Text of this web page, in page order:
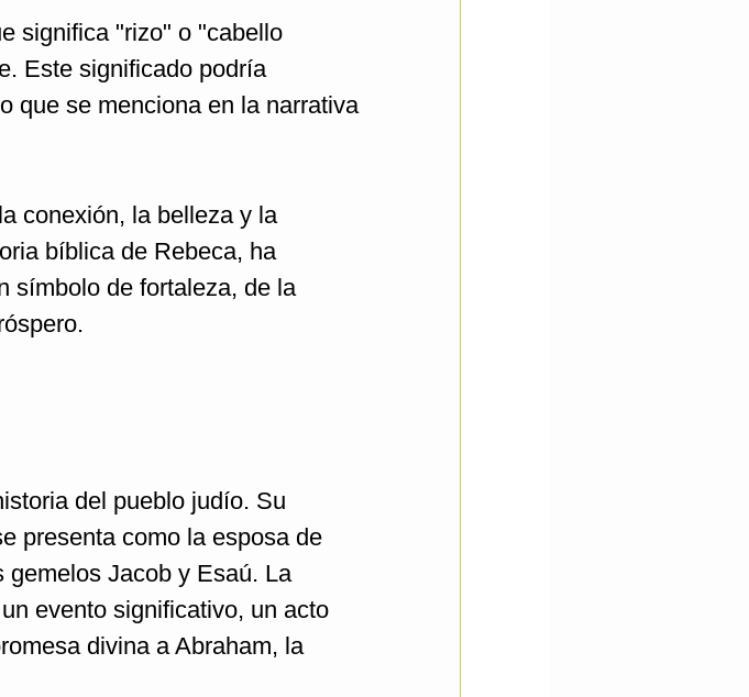
significa "rizo" o "cabello
Este significado podría
que se menciona en la narrativa
conexión, la belleza y la
bíblica de Rebeca, ha
símbolo de fortaleza, de la
del pueblo judío. Su
presenta como la esposa de
gemelos Jacob y Esaú. La
evento significativo, un acto
divina a Abraham, la